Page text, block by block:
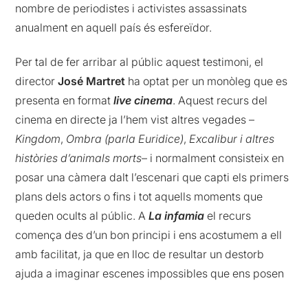
nombre de periodistes i activistes assassinats
anualment en aquell país és esfereïdor.
Per tal de fer arribar al públic aquest testimoni, el
directorJosé Martret ha optat per un monòleg que es
presenta en formatlive cinema. Aquest recurs del
cinema en directe ja l’hem vist altres vegades –
Kingdom, Ombra (parla Euridice), Excalibur i altres
històries d’animals morts– i normalment consisteix en
posar una càmera dalt l’escenari que capti els primers
plans dels actors o fins i tot aquells moments que
queden ocults al públic. A La infamia el recurs
comença des d’un bon principi i ens acostumem a ell
amb facilitat, ja que en lloc de resultar un destorb
ajuda a imaginar escenes impossibles que ens posen